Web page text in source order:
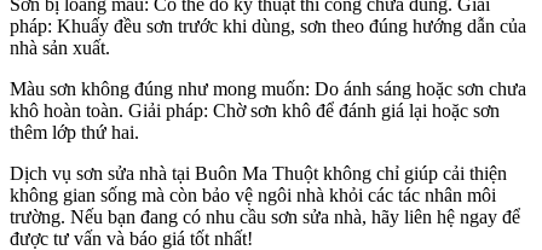
pháp: Khuấy đều sơn trước khi dùng, sơn theo đúng hướng dẫn của
nhà sản xuất.
Màu sơn không đúng như mong muốn: Do ánh sáng hoặc sơn chưa
khô hoàn toàn. Giải pháp: Chờ sơn khô để đánh giá lại hoặc sơn
thêm lớp thứ hai.
Dịch vụ sơn sửa nhà tại Buôn Ma Thuột không chỉ giúp cải thiện
không gian sống mà còn bảo vệ ngôi nhà khỏi các tác nhân môi
trường. Nếu bạn đang có nhu cầu sơn sửa nhà, hãy liên hệ ngay để
được tư vấn và báo giá tốt nhất!